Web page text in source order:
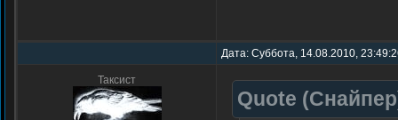
Дата: Суббота, 14.08.2010,
Таксист
Quote (Снайпер